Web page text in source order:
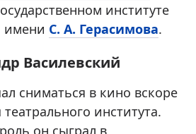
институте
имени С. А. Герасимова.
Василевский
сниматься в кино вскоре
института.
он сыграл в